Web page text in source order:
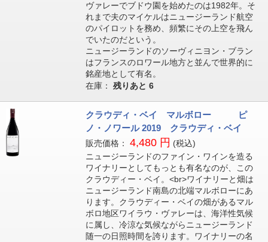
ヴァレーでブドウ園を始めたのは1982年。そ
れまで夫のマイケルはニュージーランド航空
のパイロットを務め、頻繁にその上空を飛ん
でいたのだという。
ニュージーランドのソーヴィニヨン・ブラン
はフランスのロワール地方と並んで世界的に
銘産地として有名。
在庫： 残りあと 6
クラウディ・ベイ マルボロー ピ
ノ・ノワール 2019 クラウディ・ベイ
販売価格： 4,480 円 (税込)
ニュージーランドのファイン・ワインを造る
ワイナリーとしてもっとも有名なのが、この
クラウディー・ベイ。<br>ワイナリーと畑は
ニュージーランド南島の北端マルボローにあ
ります。クラウディー・ベイの畑があるマル
ボロ地区ワイラウ・ヴァレーは、海洋性気候
に属し、冷涼な気候ながらニュージーランド
随一の日照時間を誇ります。ワイナリーの名